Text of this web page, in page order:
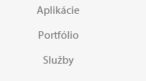
Aplikácie
Portfólio
Služby